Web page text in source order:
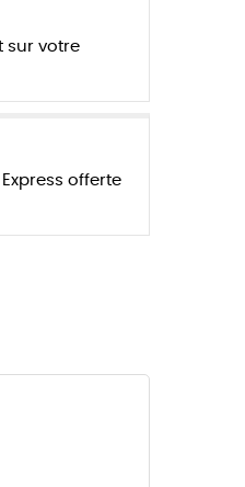
sur votre
offerte